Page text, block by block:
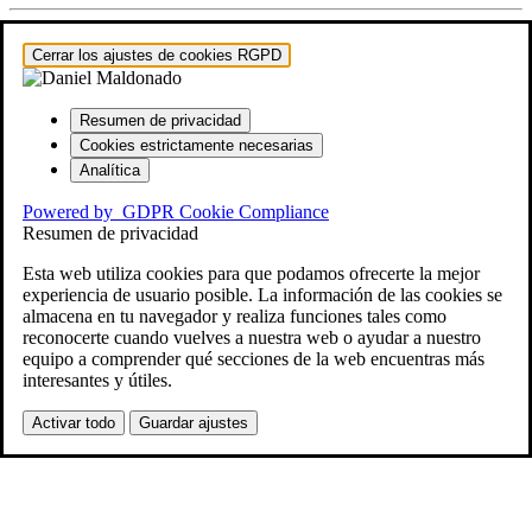
Hestia | Desarrollado porThemeIsle
Cerrar los ajustes de cookies RGPD
Resumen de privacidad
Cookies estrictamente necesarias
Analítica
Powered by GDPR Cookie Compliance
Resumen de privacidad
Esta web utiliza cookies para que podamos ofrecerte la mejor
experiencia de usuario posible. La información de las cookies se
almacena en tu navegador y realiza funciones tales como
reconocerte cuando vuelves a nuestra web o ayudar a nuestro
equipo a comprender qué secciones de la web encuentras más
interesantes y útiles.
Activar todo Guardar ajustes